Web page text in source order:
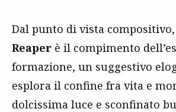
Dal punto di vista compositivo,
Reaper è il compimento
formazione, un suggestivo
esplora il confine fra vita e
dolcissima luce e sconfinato